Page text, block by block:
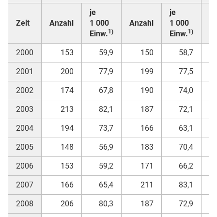
Zeit Anzahl
je
1 000
Einw.1)
Anzahl
je
1 000
Einw.1)
2000 153 59,9 150 58,7
2001 200 77,9 199 77,5
2002 174 67,8 190 74,0
2003 213 82,1 187 72,1
2004 194 73,7 166 63,1
2005 148 56,9 183 70,4
2006 153 59,2 171 66,2
2007 166 65,4 211 83,1
2008 206 80,3 187 72,9